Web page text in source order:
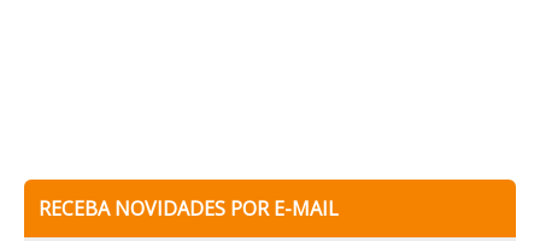
RECEBA NOVIDADES POR E-MAIL